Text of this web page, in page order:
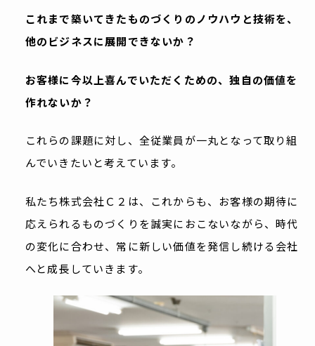
これまで築いてきたものづくりのノウハウと技術を、
他のビジネスに展開できないか？
お客様に今以上喜んでいただくための、独自の価値を
作れないか？
これらの課題に対し、全従業員が一丸となって取り組
んでいきたいと考えています。
私たち株式会社Ｃ２は、これからも、お客様の期待に
応えられるものづくりを誠実におこないながら、時代
の変化に合わせ、常に新しい価値を発信し続ける会社
へと成長していきます。